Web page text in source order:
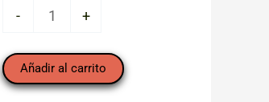
-
Tomate
(1/2
kg.)
+
Añadir al carrito